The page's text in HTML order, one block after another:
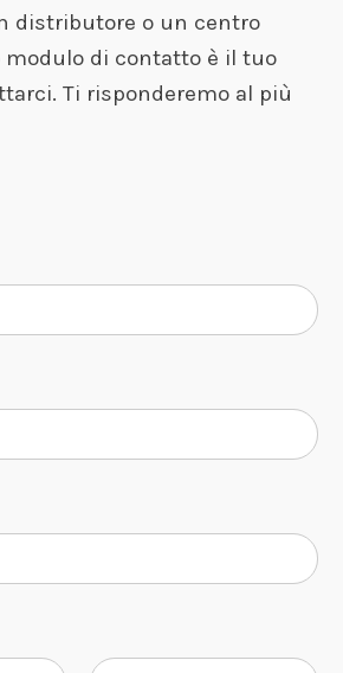
distributore o un centro
modulo di contatto è il tuo
Ti risponderemo al più